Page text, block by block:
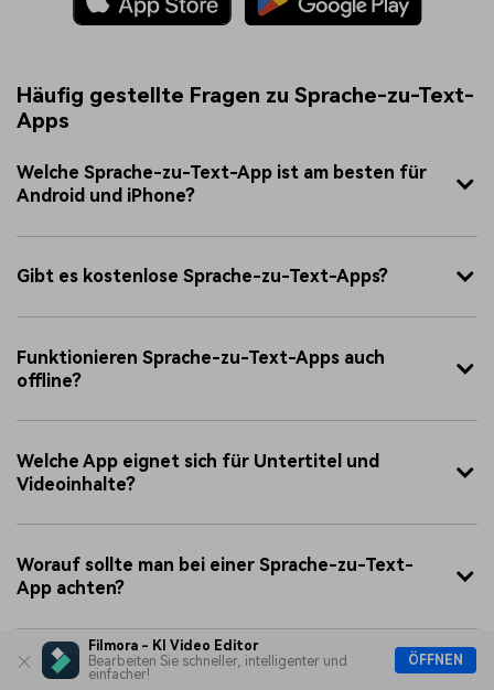
Filmora - KI Video Editor
Bearbeiten Sie schneller, intelligenter und
einfacher!
ÖFFNEN
Häufig gestellte Fragen zu Sprache-zu-Text-
Apps
Welche Sprache-zu-Text-App ist am besten für
Android und iPhone?
Gibt es kostenlose Sprache-zu-Text-Apps?
Funktionieren Sprache-zu-Text-Apps auch
offline?
Welche App eignet sich für Untertitel und
Videoinhalte?
Worauf sollte man bei einer Sprache-zu-Text-
App achten?